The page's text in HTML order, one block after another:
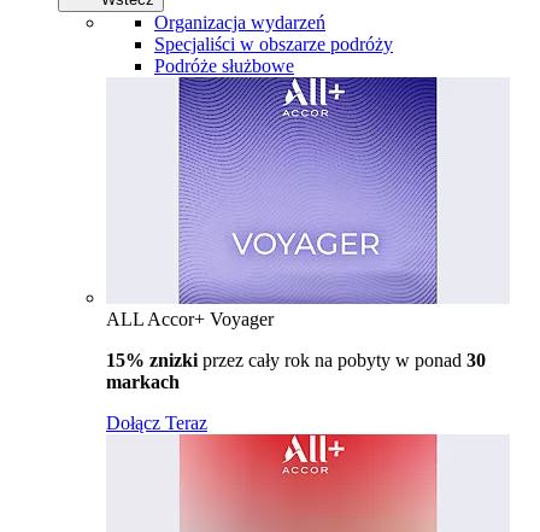
Organizacja wydarzeń
Specjaliści w obszarze podróży
Podróże służbowe
ALL Accor+ Voyager
15% znizki przez cały rok na pobyty w ponad 30
markach
Dołącz Teraz